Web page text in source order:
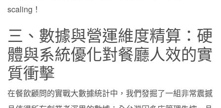
scaling！
三、數據與營運維度精算：硬
體與系統優化對餐廳人效的實
質衝擊
在餐飲顧問的實戰大數據統計中，我們發掘了一組非常震撼